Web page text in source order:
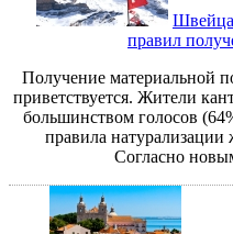
правил
Получение материальной
приветствуется. Жители
большинством голосов
правила натурализации
Согласно